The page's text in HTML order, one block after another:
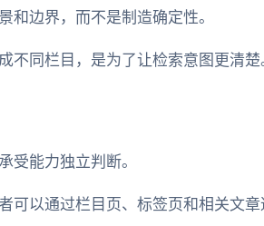
边界，而不是制造确定性。
同栏目，是为了让检索意图更清楚
受能力独立判断。
以通过栏目页、标签页和相关文章